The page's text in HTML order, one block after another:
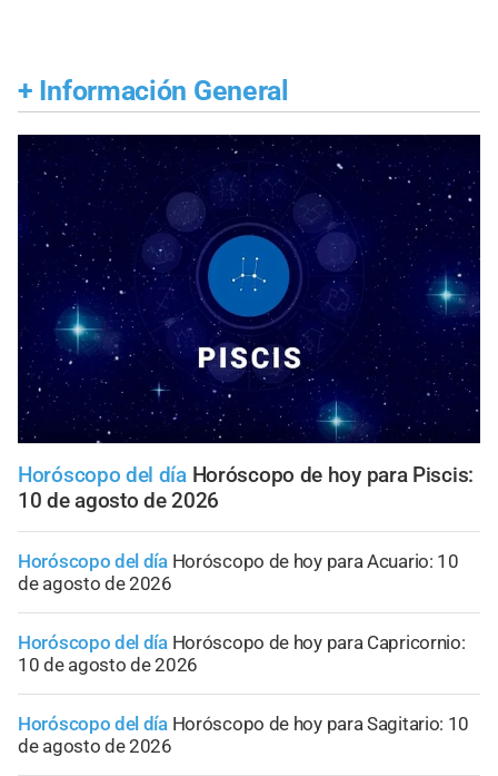
+ Información General
Horóscopo del día Horóscopo de hoy para Piscis:
10 de agosto de 2026
Horóscopo del día Horóscopo de hoy para Acuario: 10
de agosto de 2026
Horóscopo del día Horóscopo de hoy para Capricornio:
10 de agosto de 2026
Horóscopo del día Horóscopo de hoy para Sagitario: 10
de agosto de 2026